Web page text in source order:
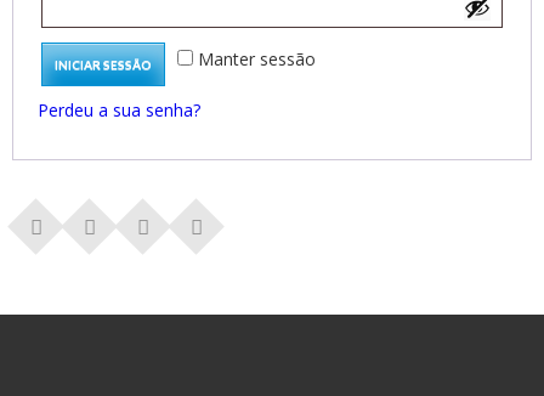
Manter sessão
INICIAR SESSÃO
Perdeu a sua senha?